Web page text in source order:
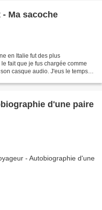
Ma sacoche
en Italie fut des plus
fait que je fus chargée comme
casque audio. J'eus le temps
d'une paire